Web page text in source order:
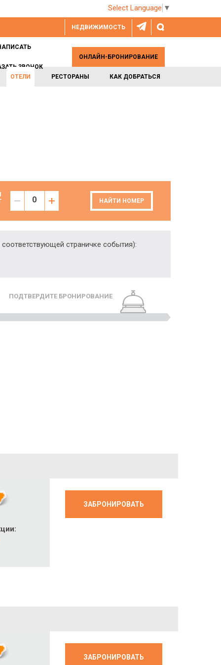
Select Language ▼
НЕДВИЖИМОСТЬ
ОТЕЛИ РЕСТОРАНЫ КАК ДОБРАТЬСЯ
ЗВОНОК
ОНЛАЙН-БРОНИРОВАНИЕ
НАЙТИ НОМЕР
страничке события):
ПОДТВЕРДИТЕ БРОНИРОВАНИЕ
ЗАБРОНИРОВАТЬ
ЗАБРОНИРОВАТЬ